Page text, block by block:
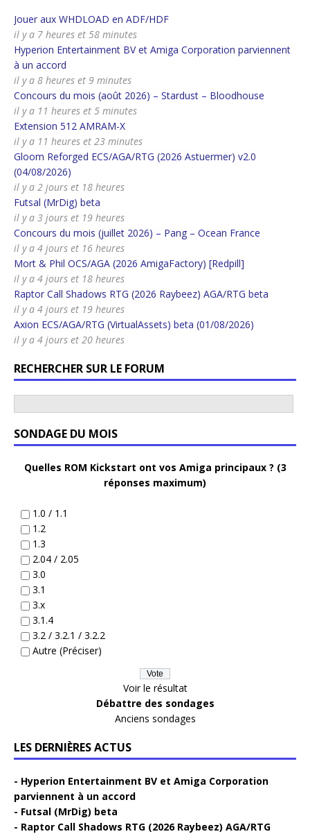
Jouer aux WHDLOAD en ADF/HDF
il y a 7 heures et 58 minutes
Hyperion Entertainment BV et Amiga Corporation parviennent
à un accord
il y a 8 heures et 9 minutes
Concours du mois (août 2026) – Stardust – Bloodhouse
il y a 11 heures et 5 minutes
Extension 512 AMRAM-X
il y a 11 heures et 23 minutes
Gloom Reforged ECS/AGA/RTG (2026 Astuermer) v2.0
(04/08/2026)
il y a 2 jours et 18 heures
Futsal (MrDig) beta
il y a 3 jours et 19 heures
Concours du mois (juillet 2026) – Pang – Ocean France
il y a 4 jours et 16 heures
Mort & Phil OCS/AGA (2026 AmigaFactory) [Redpill]
il y a 4 jours et 18 heures
Raptor Call Shadows RTG (2026 Raybeez) AGA/RTG beta
il y a 4 jours et 19 heures
Axion ECS/AGA/RTG (VirtualAssets) beta (01/08/2026)
il y a 4 jours et 20 heures
RECHERCHER SUR LE FORUM
SONDAGE DU MOIS
Quelles ROM Kickstart ont vos Amiga principaux ? (3
réponses maximum)
1.0 / 1.1
1.2
1.3
2.04 / 2.05
3.0
3.1
3.x
3.1.4
3.2 / 3.2.1 / 3.2.2
Autre (Préciser)
Voir le résultat
Débattre des sondages
Anciens sondages
LES DERNIÈRES ACTUS
Hyperion Entertainment BV et Amiga Corporation
parviennent à un accord
Futsal (MrDig) beta
Raptor Call Shadows RTG (2026 Raybeez) AGA/RTG